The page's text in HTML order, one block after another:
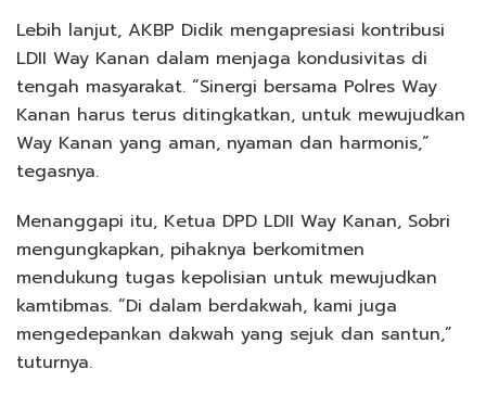
Lebih lanjut, AKBP Didik mengapresiasi kontribusi
LDII Way Kanan dalam menjaga kondusivitas di
tengah masyarakat. “Sinergi bersama Polres Way
Kanan harus terus ditingkatkan, untuk mewujudkan
Way Kanan yang aman, nyaman dan harmonis,”
tegasnya.
Menanggapi itu, Ketua DPD LDII Way Kanan, Sobri
mengungkapkan, pihaknya berkomitmen
mendukung tugas kepolisian untuk mewujudkan
kamtibmas. “Di dalam berdakwah, kami juga
mengedepankan dakwah yang sejuk dan santun,”
tuturnya.